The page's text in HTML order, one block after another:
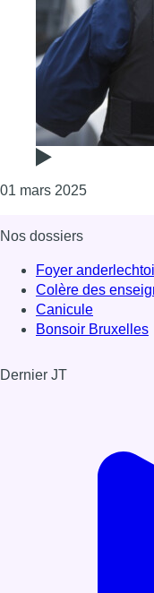
01 mars 2025Consulter
Nos dossiers
Foyer
Colère des
Canicule
Bonsoir Bruxelles
Dernier JT